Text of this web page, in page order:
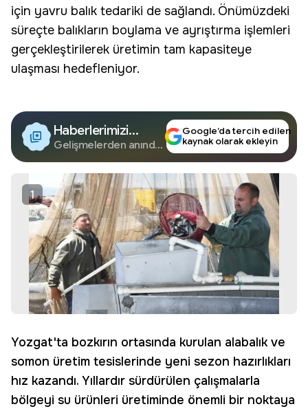
için yavru balık tedariki de sağlandı. Önümüzdeki
süreçte balıkların boylama ve ayrıştırma işlemleri
gerçekleştirilerek üretimin tam kapasiteye
ulaşması hedefleniyor.
Haberlerimizi
Google'da Takip
Edin
Gelişmelerden anında
Google’da tercih edilen
kaynak olarak ekleyin
1
Yozgat'ta bozkırın ortasında kurulan alabalık ve
somon üretim tesislerinde yeni sezon hazırlıkları
hız kazandı. Yıllardır sürdürülen çalışmalarla
bölgeyi su ürünleri üretiminde önemli bir noktaya